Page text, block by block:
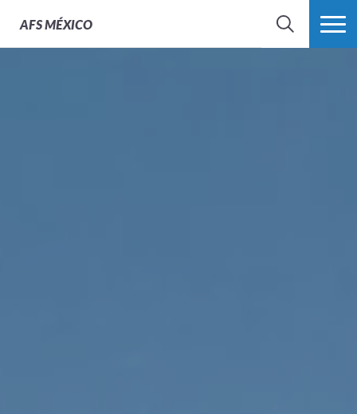
AFSMÉXICO
BUSCAR MÁS